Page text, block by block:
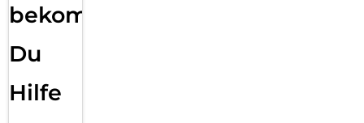
bekommst
Du
Hilfe